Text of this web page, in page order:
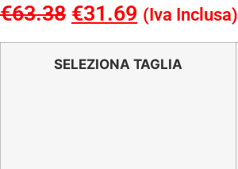
€63.38 Il
prezzo
originale
€31.69 Il
prezzo
attuale
(Iva Inclusa)
SELEZIONA TAGLIA